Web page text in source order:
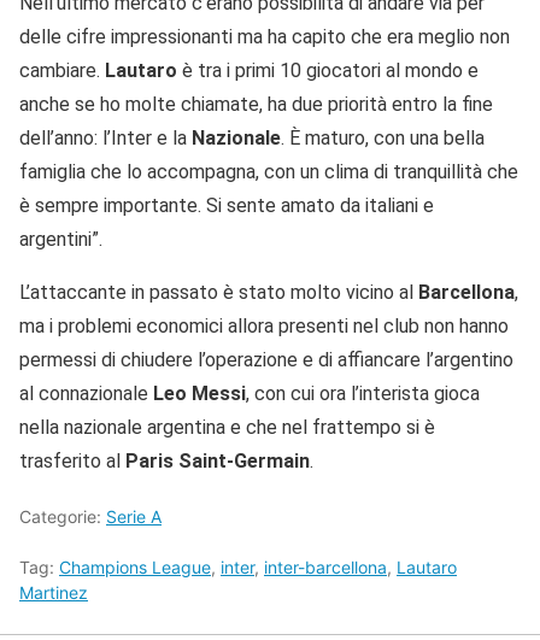
delle cifre impressionanti ma ha capito che era meglio non
cambiare. Lautaro è tra i primi 10 giocatori al mondo e
anche se ho molte chiamate, ha due priorità entro la fine
dell’anno: l’Inter e la Nazionale. È maturo, con una bella
famiglia che lo accompagna, con un clima di tranquillità che
è sempre importante. Si sente amato da italiani e
argentini”.
L’attaccante in passato è stato molto vicino al Barcellona,
ma i problemi economici allora presenti nel club non hanno
permessi di chiudere l’operazione e di affiancare l’argentino
al connazionale Leo Messi, con cui ora l’interista gioca
nella nazionale argentina e che nel frattempo si è
trasferito al Paris Saint-Germain.
Categorie: Serie A
Tag: Champions League, inter, inter-barcellona, Lautaro
Martinez